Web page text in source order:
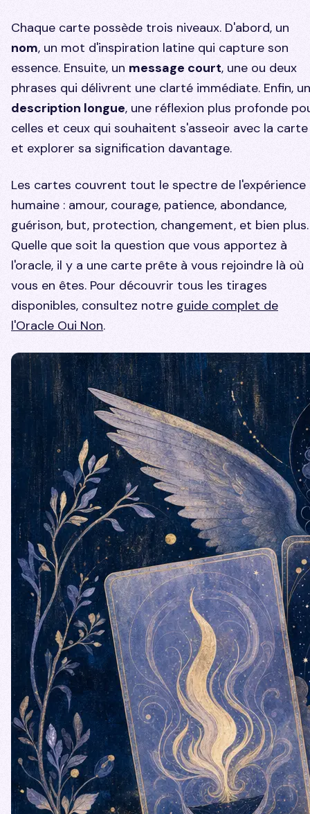
Chaque carte possède trois niveaux. D'abord, un
nom, un mot d'inspiration latine qui capture son
essence. Ensuite, un message court, une ou deux
phrases qui délivrent une clarté immédiate. Enfin,
description longue, une réflexion plus profonde
celles et ceux qui souhaitent s'asseoir avec la carte
et explorer sa signification davantage.
Les cartes couvrent tout le spectre de l'expérience
humaine : amour, courage, patience, abondance,
guérison, but, protection, changement, et bien plus.
Quelle que soit la question que vous apportez à
l'oracle, il y a une carte prête à vous rejoindre là où
vous en êtes. Pour découvrir tous les tirages
disponibles, consultez notre guide complet de
l'Oracle Oui Non.